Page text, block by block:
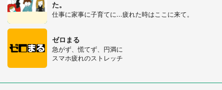
た。
仕事に家事に子育てに...疲れた時はここに来て。
ゼロまる
急がず、慌てず、円満に
スマホ疲れのストレッチ